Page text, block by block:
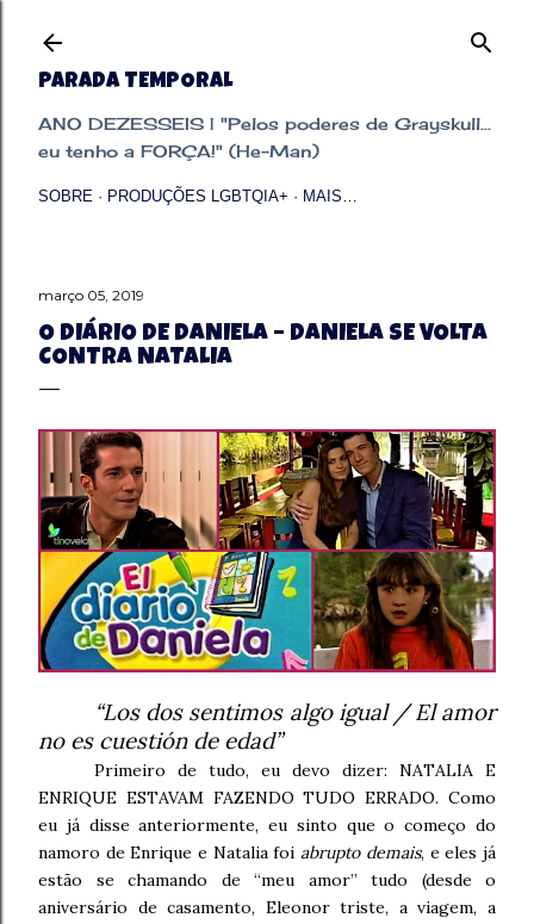
PARADA TEMPORAL
ANO DEZESSEIS | "Pelos poderes de Grayskull...
eu tenho a FORÇA!" (He-Man)
SOBRE PRODUÇÕES LGBTQIA+ MAIS…
março 05, 2019
O DIÁRIO DE DANIELA – DANIELA SE VOLTA
CONTRA NATALIA
“Los dos sentimos algo igual / El amor
no es cuestión de edad”
Primeiro de tudo, eu devo dizer: NATALIA E
ENRIQUE ESTAVAM FAZENDO TUDO ERRADO. Como
eu já disse anteriormente, eu sinto que o começo do
namoro de Enrique e Natalia foiabrupto demais, e eles já
estão se chamando de “meu amor” tudo (desde o
aniversário de casamento, Eleonor triste, a viagem, a